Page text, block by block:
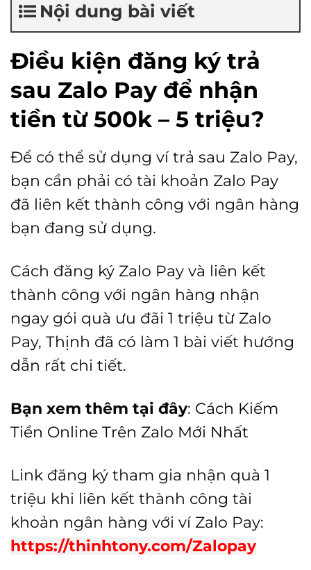
Nội dung bài viết
Điều kiện đăng ký trả
sau Zalo Pay để nhận
tiền từ 500k – 5 triệu?
Để có thể sử dụng ví trả sau Zalo Pay,
bạn cần phải có tài khoản Zalo Pay
đã liên kết thành công với ngân hàng
bạn đang sử dụng.
Cách đăng ký Zalo Pay và liên kết
thành công với ngân hàng nhận
ngay gói quà ưu đãi 1 triệu từ Zalo
Pay, Thịnh đã có làm 1 bài viết hướng
dẫn rất chi tiết.
Bạn xem thêm tại đây: Cách Kiếm
Tiền Online Trên Zalo Mới Nhất
Link đăng ký tham gia nhận quà 1
triệu khi liên kết thành công tài
khoản ngân hàng với ví Zalo Pay:
https://thinhtony.com/Zalopay